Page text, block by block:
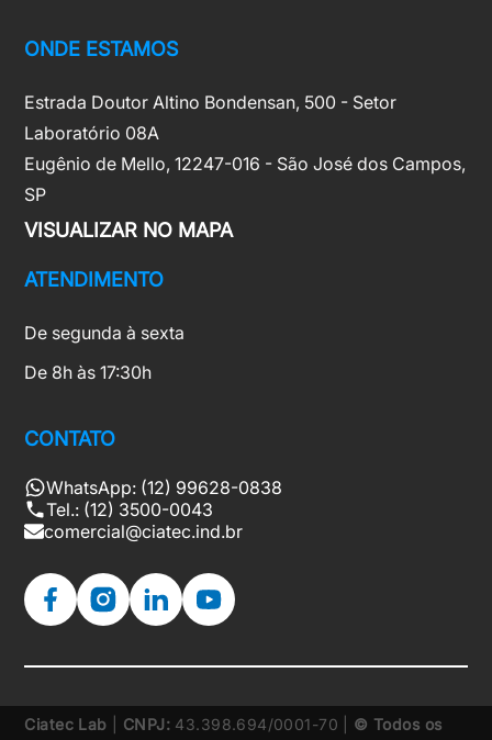
ONDE ESTAMOS
Estrada Doutor Altino Bondensan, 500 - Setor
Laboratório 08A
Eugênio de Mello, 12247-016 - São José dos Campos,
SP
VISUALIZAR NO MAPA
ATENDIMENTO
De segunda à sexta
De 8h às 17:30h
CONTATO
WhatsApp: (12) 99628-0838
Tel.: (12) 3500-0043
comercial@ciatec.ind.br
Ciatec Lab CNPJ:43.398.694/0001-70 | © Todos os